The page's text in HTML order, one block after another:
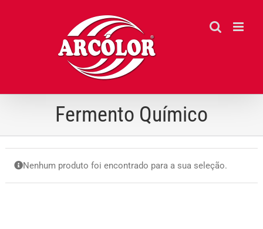
Fermento Químico
Nenhum produto foi encontrado para a sua seleção.